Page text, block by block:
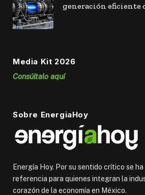
generación eficiente
Media Kit 2026
Consúltalo aquí
Sobre EnergiaHoy
Energía Hoy. Por su sentido crítico se
referencia para quienes integran la
corazón de la economía en México.